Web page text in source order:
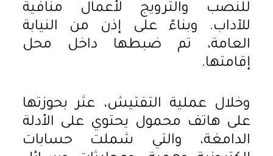
للنصب والترويج لأعمال منافية
للآداب. وبناءً على إذن من النيابة
العامة، تم ضبطها داخل محل
إقامتها.
وخلال عملية التفتيش، عثر بحوزتها
على هاتف محمول يحتوي على الأدلة
الدامغة، والتي شملت حسابات